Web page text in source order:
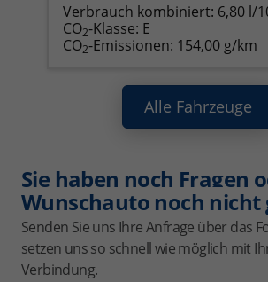
Verbrauch kombiniert: 6,80 l/
CO2-Klasse: E
CO2-Emissionen: 154,00 g/km
Alle Fahrzeuge
Sie haben noch Fragen
Wunschauto noch nicht
Senden Sie uns Ihre Anfrage über das
setzen uns so schnell wie möglich mit
Verbindung.